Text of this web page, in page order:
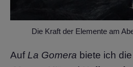
Die Kraft der Elemente am
Auf La Gomera biete ich